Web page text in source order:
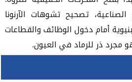
الصناعية، تصحيح تشوهات الآرنونا
أمام دخول الوظائف والقطاعات
مجرد ذر للرماد في العيون.